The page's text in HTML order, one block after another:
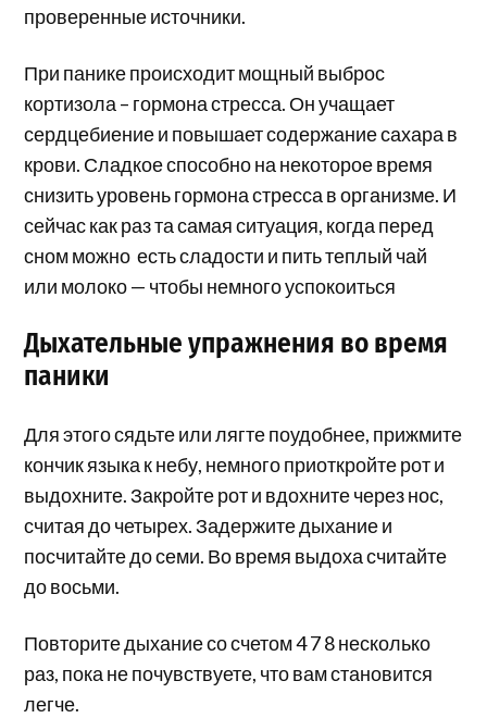
проверенные источники.
При панике происходит мощный выброс
кортизола – гормона стресса. Он учащает
сердцебиение и повышает содержание сахара в
крови. Сладкое способно на некоторое время
снизить уровень гормона стресса в организме. И
сейчас как раз та самая ситуация, когда перед
сном можно есть сладости и пить теплый чай
или молоко — чтобы немного успокоиться
Дыхательные упражнения во время
паники
Для этого сядьте или лягте поудобнее, прижмите
кончик языка к небу, немного приоткройте рот и
выдохните. Закройте рот и вдохните через нос,
считая до четырех. Задержите дыхание и
посчитайте до семи. Во время выдоха считайте
до восьми.
Повторите дыхание со счетом 4 7 8 несколько
раз, пока не почувствуете, что вам становится
легче.